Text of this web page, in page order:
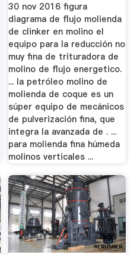
30 nov 2016 figura
diagrama de flujo molienda
de clinker en molino el
equipo para la reducción no
muy fina de trituradora de
molino de flujo energetico.
... la petróleo molino de
molienda de coque es un
súper equipo de mecánicos
de pulverización fina, que
integra la avanzada de . ...
para molienda fina húmeda
molinos verticales ...